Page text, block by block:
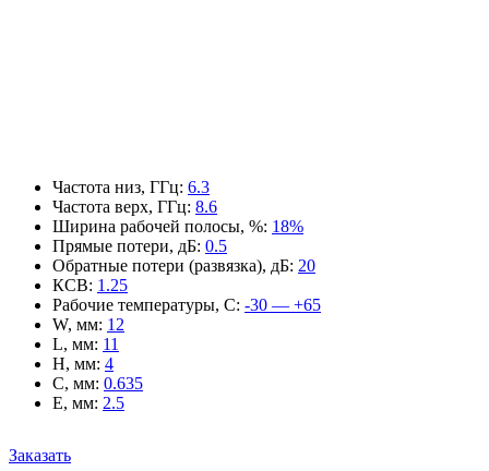
Частота низ, ГГц: 6.3
Частота верх, ГГц: 8.6
Ширина рабочей полосы, %: 18%
Прямые потери, дБ: 0.5
Обратные потери (развязка), дБ: 20
КСВ: 1.25
Рабочие температуры, С: -30 — +65
W, мм: 12
L, мм: 11
H, мм: 4
C, мм: 0.635
E, мм: 2.5
Заказать